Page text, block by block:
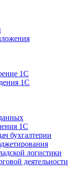
1С
1С
1С
бухгалтерии
логистики
деятельности